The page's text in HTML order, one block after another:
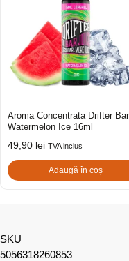
Aroma Concentrata Drifter Bar
Watermelon Ice 16ml
49,90 lei TVA inclus
Adaugă în coș
SKU
5056318260853